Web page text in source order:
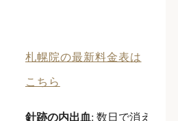
札幌院の最新料金表は
こちら
針跡の内出血: 数日で消え